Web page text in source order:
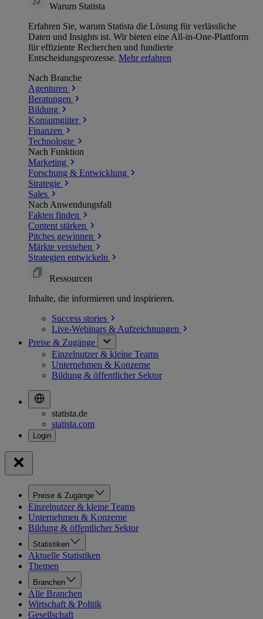
Warum Statista
Erfahren Sie, warum Statista die Lösung für verlässliche
Daten und Insights ist. Wir bieten eine All-in-One-Plattform
für effiziente Recherchen und fundierte
Entscheidungsprozesse. Mehr erfahren
Nach Branche
Agenturen
Beratungen
Bildung
Konsumgüter
Finanzen
Technologie
Nach Funktion
Marketing
Forschung & Entwicklung
Strategie
Sales
Nach Anwendungsfall
Fakten finden
Content stärken
Pitches gewinnen
Märkte verstehen
Strategien entwickeln
Ressourcen
Inhalte, die informieren und inspirieren.
Success stories
Live-Webinars & Aufzeichnungen
Preise & Zugänge
Einzelnutzer & kleine Teams
Unternehmen & Konzerne
Bildung & öffentlicher Sektor
statista.de
statista.com
Preise & Zugänge
Einzelnutzer & kleine Teams
Unternehmen & Konzerne
Bildung & öffentlicher Sektor
Statistiken
Aktuelle Statistiken
Themen
Branchen
Alle Branchen
Wirtschaft & Politik
Gesellschaft